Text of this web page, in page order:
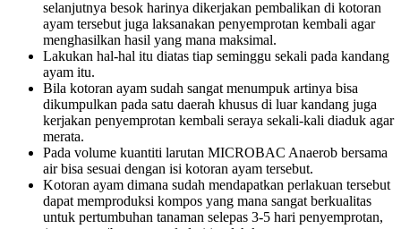
selanjutnya besok harinya dikerjakan pembalikan di kotoran
ayam tersebut juga laksanakan penyemprotan kembali agar
menghasilkan hasil yang mana maksimal.
Lakukan hal-hal itu diatas tiap seminggu sekali pada kandang
ayam itu.
Bila kotoran ayam sudah sangat menumpuk artinya bisa
dikumpulkan pada satu daerah khusus di luar kandang juga
kerjakan penyemprotan kembali seraya sekali-kali diaduk agar
merata.
Pada volume kuantiti larutan MICROBAC Anaerob bersama
air bisa sesuai dengan isi kotoran ayam tersebut.
Kotoran ayam dimana sudah mendapatkan perlakuan tersebut
dapat memproduksi kompos yang mana sangat berkualitas
untuk pertumbuhan tanaman selepas 3-5 hari penyemprotan,